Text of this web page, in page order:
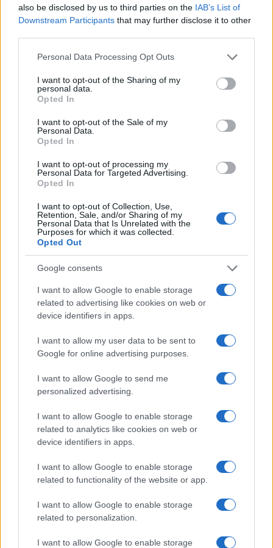
also be disclosed by us to third parties on the IAB’s List of
Downstream Participants that may further disclose it to other
Please note that this website/app uses one or more Google
not limited to your visit or usage behaviour. You may click to
grant or deny consent to Google and its third-party tags to
use your data for below specified purposes in below Google
consent section.
Personal Data Processing Opt Outs
I want to opt-out of the Sharing of my
personal data.
Opted In
I want to opt-out of the Sale of my
Personal Data.
Opted In
I want to opt-out of processing my
Personal Data for Targeted Advertising.
Opted In
I want to opt-out of Collection, Use,
Retention, Sale, and/or Sharing of my
Personal Data that Is Unrelated with the
Purposes for which it was collected.
Opted Out
Google consents
I want to allow Google to enable storage
related to advertising like cookies on web or
device identifiers in apps.
I want to allow my user data to be sent to
Google for online advertising purposes.
I want to allow Google to send me
personalized advertising.
I want to allow Google to enable storage
related to analytics like cookies on web or
device identifiers in apps.
I want to allow Google to enable storage
related to functionality of the website or app.
I want to allow Google to enable storage
related to personalization.
I want to allow Google to enable storage
nel tuo giardino
Beatrice Bonaventura · 6 Ago 2026
PIÙ LETTI
Sognare una bara è presagio di morte?
Sognare il fango ha anche dei significati positivi (che
ci crediate o no)
consapevole dell’arredamento
È benefico esercitarsi quando si ha il raffreddore?
Come ottenere una manicure impeccabile e duratura
Attualità, costume, moda, bellezza, cinema, celebrity,
musica, tv e gossip.